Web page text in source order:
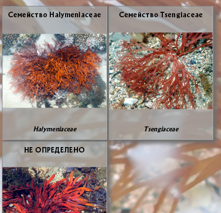
Се­мей­ство Halymeniaceae
Halymeniaceae
Се­мей­ство Tsengiaceae
Tsengiaceae
НЕ ОПРЕ­ДЕ­ЛЕ­НО